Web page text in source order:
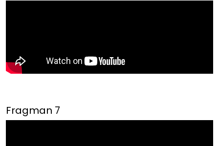
Fragman 7